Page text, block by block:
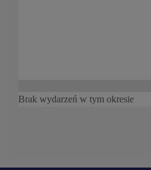
Brak wydarzeń w tym okresie